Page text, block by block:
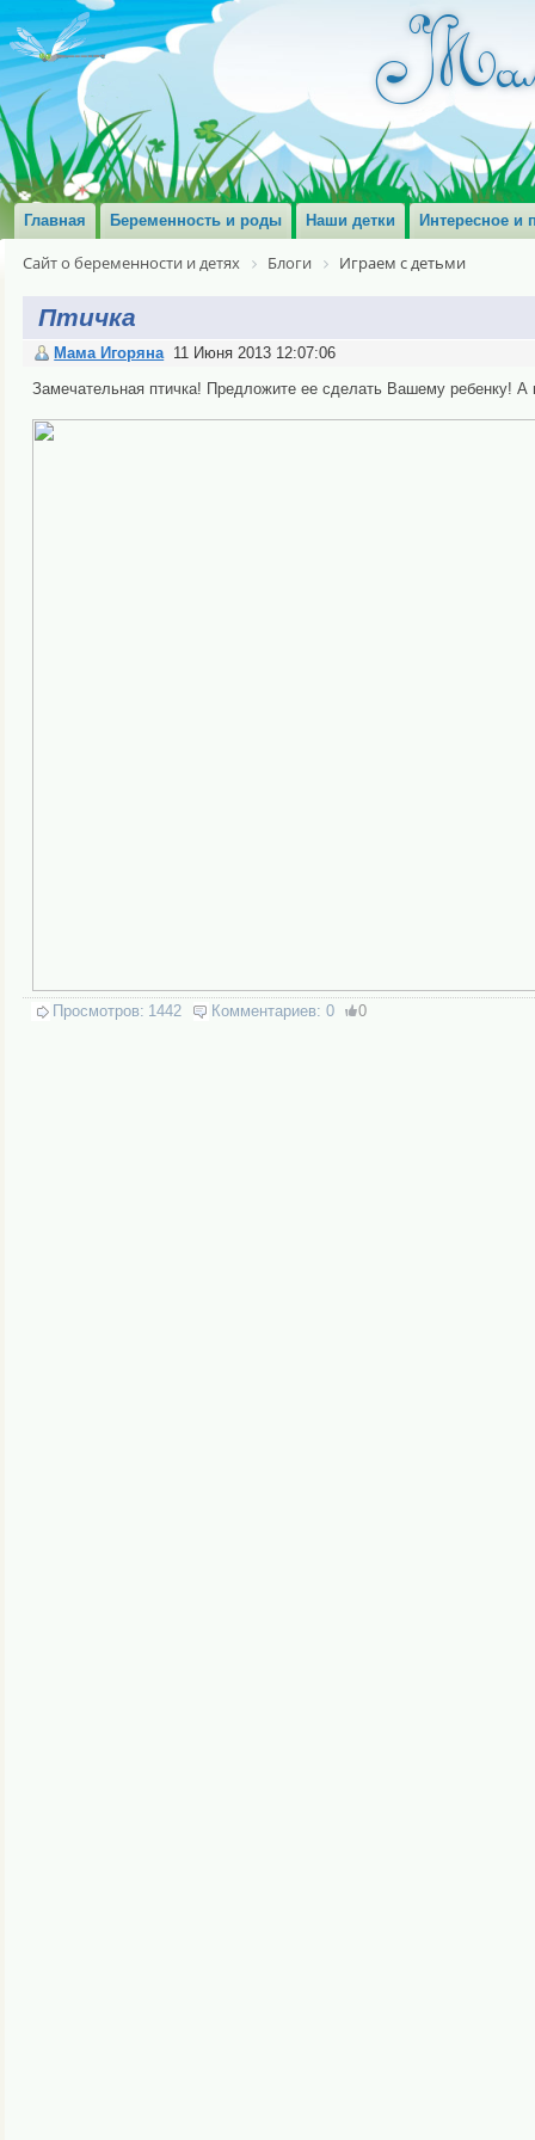
Главная Беременность и роды Наши детки Интересное и
Сайт о беременности и детях Блоги Играем с детьми
Птичка
Мама Игоряна 11 Июня 2013 12:07:06
Замечательная птичка! Предложите ее сделать Вашему ребенку! А
Просмотров: 1442 Комментариев: 0 0